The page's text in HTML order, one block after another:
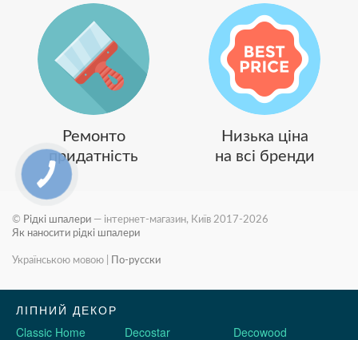
Ремонто
придатність
Низька ціна
на всі бренди
© Рідкі шпалери — інтернет-магазин, Київ 2017-2026
Як наносити рідкі шпалери
Українською мовою По-русски
ЛІПНИЙ ДЕКОР
Classic Home
Decostar Decowood